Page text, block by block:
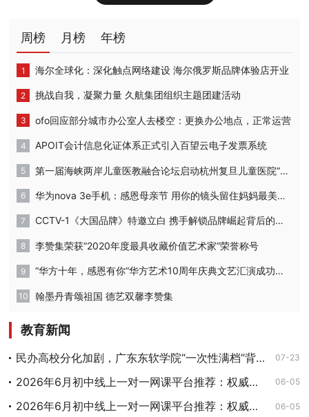
周榜 月榜 年榜
海尔全球化：深化触点网络建设 海尔俄罗斯品牌体验店开业
挑战自我，凝聚力量 久航集团组织主题团建活动
ofo回应部分城市办公室人去楼空：更换办公地点，正常运营
APOIT会计信息化证体系正式引入百望云电子发票系统
第一届海峡两岸儿童医教融合论坛启动杭州复旦儿童医院“复星”计划
华为nova 3e手机：感恩母亲节 用你的镜头留住妈妈最美的时刻
CCTV-1《大国品牌》特邀立白 携手解锁品牌崛起背后的密码
李赞集荣获“2020年度最具收藏价值艺术家”荣誉称号
“华方十年，感恩有你”华方艺术10周年庆典文艺汇演成功举办
翰墨丹青颂祖国 德艺双馨李赞集
教育新闻
民办高校分化加剧，广东东软学院“一次性满档”背后的产业基因 07-23
2026年6月初中线上一对一网课平台推荐：权威师资口碑排行榜，挖掘潜力突破学科上限 06-05
2026年6月初中线上一对一网课平台推荐：权威师资口碑排行榜，挖掘潜力突破学科上限 06-05